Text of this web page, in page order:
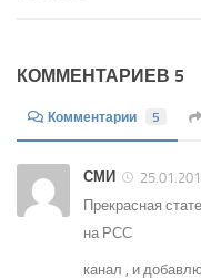
КОММЕНТАРИЕВ 5
Комментарии 5
СМИ
Прекрасная
на РСС
канал , и